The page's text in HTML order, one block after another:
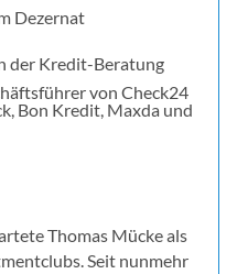
Dezernat
der Kredit-Beratung
von Check24
Bon Kredit, Maxda und
Thomas Mücke als
Seit nunmehr